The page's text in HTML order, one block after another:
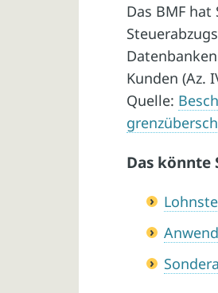
Das BMF
Kunden (Az.
Quelle:
Das könnte